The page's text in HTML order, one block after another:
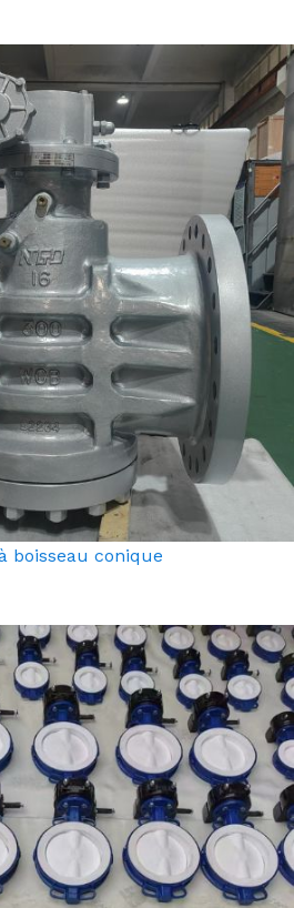
boisseau conique